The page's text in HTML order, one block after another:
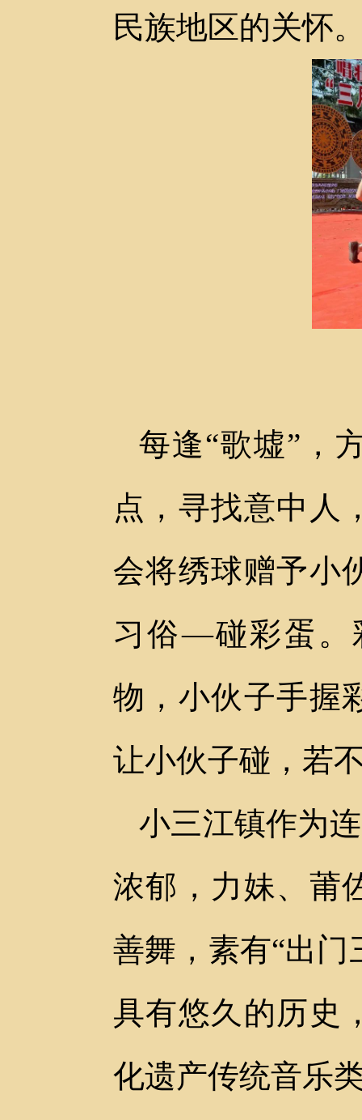
民族地区的关怀
每逢“歌墟”，
点，寻找意中人
会将绣球赠予小
习俗—碰彩蛋。
物，小伙子手握
让小伙子碰，若
小三江镇作为
浓郁，力妹、莆
善舞，素有“出门
具有悠久的历史
化遗产传统音乐